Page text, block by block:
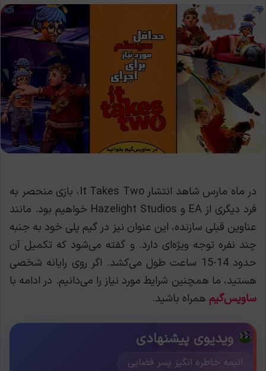
در ماه مارس شاهد انتشار It Takes Two، بازی منحصر به
فرد دیگری از EA و Hazelight Studios خواهیم بود. مانند
عناوین قبلی سازنده، این عنوان نیز در گیم پلی خود به جنبه
چند نفره توجه ویژه‌ای دارد. و گفته می‌شود که تکمیل آن
حدود 14-15 ساعت طول می‌کشد. اگر روی رایانه شخصی
هستید‌، ما همچنین شرایط مورد نیاز را می‌دانیم. در ادامه با
ساویس‌گیم همراه باشید.
ویدیوی پیشنهادی
انیمه خاطره انگیز پسر فضایی